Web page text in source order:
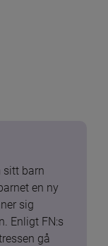
sitt barn
en ny
sig
Enligt FN:s
gå